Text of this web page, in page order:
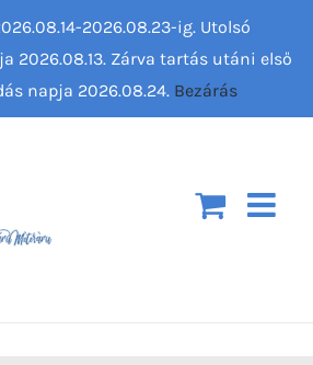
2026.08.23-ig. Utolsó
2026.08.13. Zárva tartás utáni első
napja 2026.08.24. Bezárás